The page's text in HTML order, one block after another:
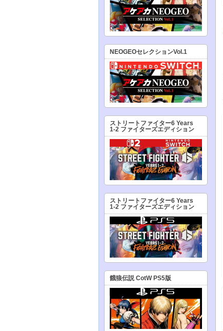
NEOGEOセレクションVol.1
ストリートファイター6 Years
1-2 ファイターズエディション
ストリートファイター6 Years
1-2 ファイターズエディション
餓狼伝説 CotW PS5版